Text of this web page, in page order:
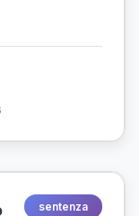
sentenza